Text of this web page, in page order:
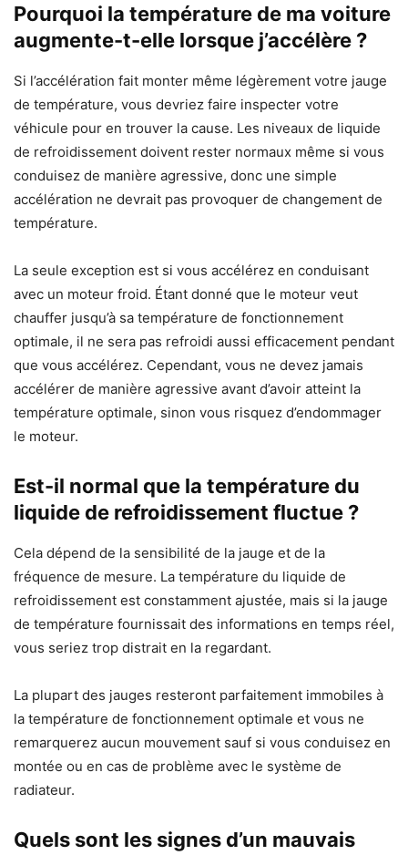
Pourquoi la température de ma voiture
augmente-t-elle lorsque j’accélère ?
Si l’accélération fait monter même légèrement votre jauge
de température, vous devriez faire inspecter votre
véhicule pour en trouver la cause. Les niveaux de liquide
de refroidissement doivent rester normaux même si vous
conduisez de manière agressive, donc une simple
accélération ne devrait pas provoquer de changement de
température.
La seule exception est si vous accélérez en conduisant
avec un moteur froid. Étant donné que le moteur veut
chauffer jusqu’à sa température de fonctionnement
optimale, il ne sera pas refroidi aussi efficacement pendant
que vous accélérez. Cependant, vous ne devez jamais
accélérer de manière agressive avant d’avoir atteint la
température optimale, sinon vous risquez d’endommager
le moteur.
Est-il normal que la température du
liquide de refroidissement fluctue ?
Cela dépend de la sensibilité de la jauge et de la
fréquence de mesure. La température du liquide de
refroidissement est constamment ajustée, mais si la jauge
de température fournissait des informations en temps réel,
vous seriez trop distrait en la regardant.
La plupart des jauges resteront parfaitement immobiles à
la température de fonctionnement optimale et vous ne
remarquerez aucun mouvement sauf si vous conduisez en
montée ou en cas de problème avec le système de
radiateur.
Quels sont les signes d’un mauvais